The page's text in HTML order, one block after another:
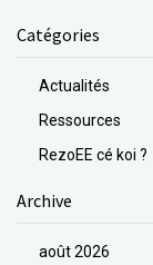
Catégories
Actualités
Ressources
RezoEE cé koi ?
Archive
août 2026